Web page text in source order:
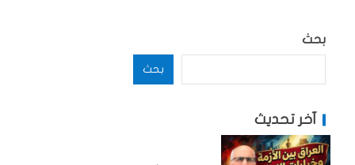
بحث
بحث
آخر تحديث